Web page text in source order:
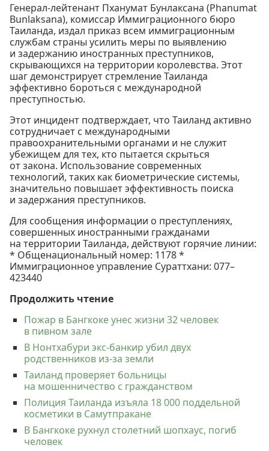
Генерал-лейтенант Пханумат Бунлаксана (Phanumat
Bunlaksana), комиссар Иммиграционного бюро
Таиланда, издал приказ всем иммиграционным
службам страны усилить меры по выявлению
и задержанию иностранных преступников,
скрывающихся на территории королевства. Этот
шаг демонстрирует стремление Таиланда
эффективно бороться с международной
преступностью.
Этот инцидент подтверждает, что Таиланд активно
сотрудничает с международными
правоохранительными органами и не служит
убежищем для тех, кто пытается скрыться
от закона. Использование современных
технологий, таких как биометрические системы,
значительно повышает эффективность поиска
и задержания преступников.
Для сообщения информации о преступлениях,
совершенных иностранными гражданами
на территории Таиланда, действуют горячие линии:
* Общенациональный номер: 1178 *
Иммиграционное управление Сураттхани: 077–
423440
Продолжить чтение
Пожар в Бангкоке унес жизни 32 человек
в пивном зале
В Нонтхабури экс-банкир убил двух
родственников из-за земли
Таиланд проверяет больницы
на мошенничество с гражданством
Полиция Таиланда изъяла 18 000 поддельной
косметики в Самутпракане
В Бангкоке рухнул столетний шопхаус, погиб
человек